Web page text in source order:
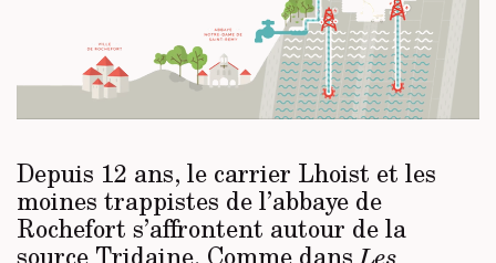
Depuis 12 ans, le carrier Lhoist et les
moines trappistes de l’abbaye de
Rochefort s’affrontent autour de la
source Tridaine. Comme dansLes